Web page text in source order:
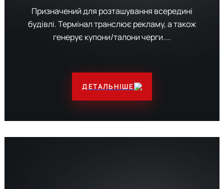
Призначений для розташування всередині
будівлі. Термінал транслює рекламу, а також
генерує купони/талони черги....
ДЕТАЛЬНІШЕ